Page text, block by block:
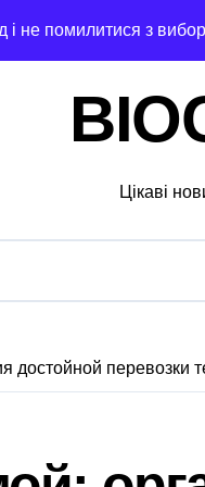
і не помилитися з
у Києві
за $6 000 у справі
у лікарській
пологів: у Києві
грн компенсацій:
Цікаві
достойной перевозки